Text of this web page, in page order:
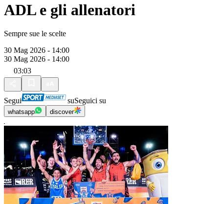
ADL e gli allenatori
Sempre sue le scelte
30 Mag 2026 - 14:00
30 Mag 2026 - 14:00
03:03
Segui suSeguici su
whatsapp discover